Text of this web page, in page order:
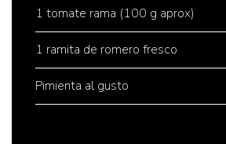
1 tomate rama (100 g aprox)
1 ramita de romero fresco
Pimienta al gusto